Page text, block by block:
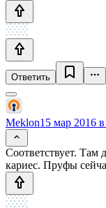
Ответить
Meklon15 мар 2016
Соответствует. Там
кариес. Пруфы